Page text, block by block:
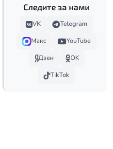
Следите за нами
VK
Telegram
Макс
YouTube
Дзен
OK
TikTok